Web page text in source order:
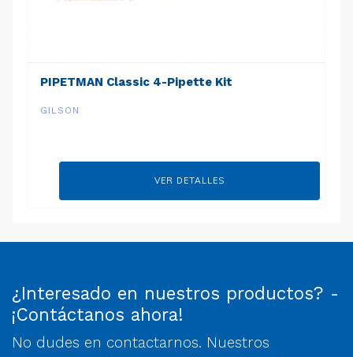
PIPETMAN Classic 4-Pipette Kit
GILSON
VER DETALLES
¿Interesado en nuestros productos? -
¡Contáctanos ahora!
No dudes en contactarnos. Nuestros